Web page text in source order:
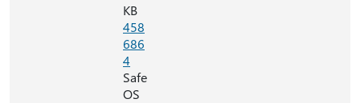
KB
458
686
4
Safe
OS